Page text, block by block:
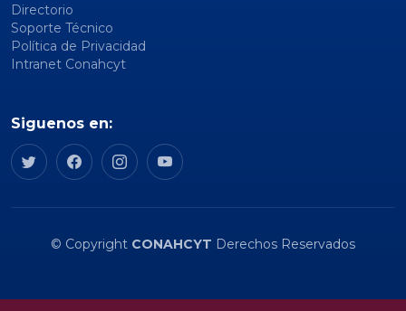
Directorio
Soporte Técnico
Política de Privacidad
Intranet Conahcyt
Siguenos en:
© Copyright CONAHCYT Derechos Reservados